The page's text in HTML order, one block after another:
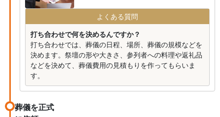
よくある質問
打ち合わせで何を決めるんですか？
打ち合わせでは、葬儀の日程、場所、葬儀の規模などを
決めます。祭壇の形や大きさ、参列者への料理や返礼品
などを決めて、葬儀費用の見積もりを作ってもらいま
す。
葬儀を正式